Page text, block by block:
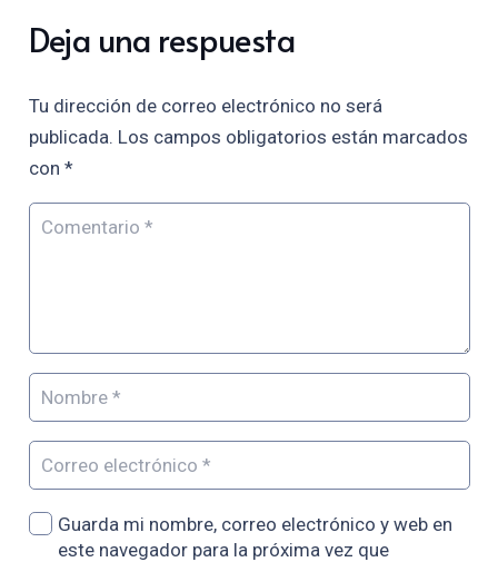
Deja una respuesta
Tu dirección de correo electrónico no será
publicada. Los campos obligatorios están marcados
con *
Guarda mi nombre, correo electrónico y web en
este navegador para la próxima vez que